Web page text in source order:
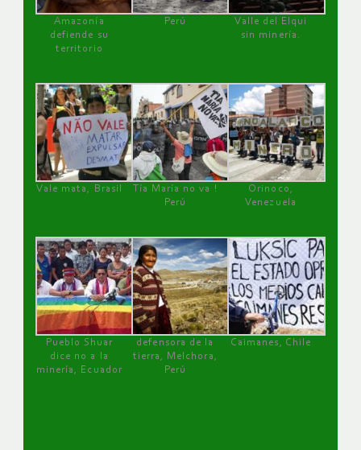
Amazonía
defiende su
territorio
Perú
Valle del Elqui
sin minería.
Vale mata, Brasil
Tía María no va !
Perú
Orinoco,
Venezuela
Pueblo Shuar
dice no a la
minería, Ecuador
defensora de la
tierra, Melchora,
Perú
Caimanes, Chile